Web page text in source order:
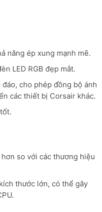
năng ép xung mạnh mẽ.
LED RGB đẹp mắt.
cho phép đồng bộ ánh
các thiết bị Corsair khác.
so với các thương hiệu
thước lớn, có thể gây